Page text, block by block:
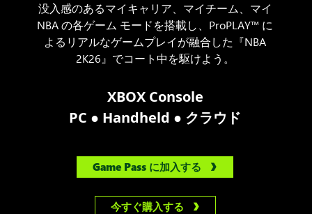
没入感のあるマイキャリア、マイチーム、マイ
NBA の各ゲーム モードを搭載し、ProPLAY™ に
よるリアルなゲームプレイが融合した『NBA
2K26』でコート中を駆けよう。
XBOX Console
PC ● Handheld ● クラウド
Game Pass に加入する
今すぐ購入する